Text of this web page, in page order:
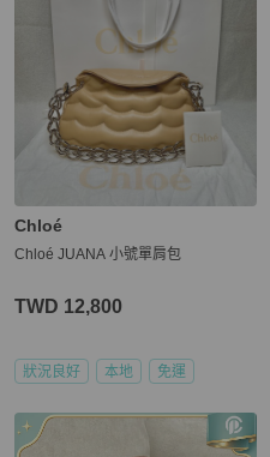
Chloé
Chloé JUANA 小號單肩包
TWD 12,800
狀況良好 本地 免運